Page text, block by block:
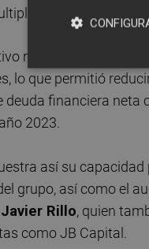
por 6,5 su
multiplicó su valor
lo que permitió
deuda financiera neta
2023.
así su
grupo, así como el
Javier Rillo, quien
como JB Capital.